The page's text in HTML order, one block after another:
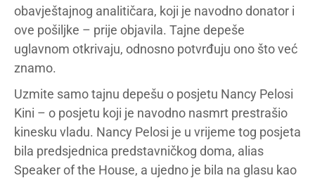
obavještajnog analitičara, koji je navodno donator i
ove pošiljke – prije objavila. Tajne depeše
uglavnom otkrivaju, odnosno potvrđuju ono što već
znamo.
Uzmite samo tajnu depešu o posjetu Nancy Pelosi
Kini – o posjetu koji je navodno nasmrt prestrašio
kinesku vladu. Nancy Pelosi je u vrijeme tog posjeta
bila predsjednica predstavničkog doma, alias
Speaker of the House, a ujedno je bila na glasu kao